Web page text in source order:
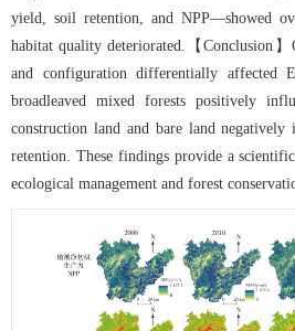
yield, soil retention, and NPP—showed
habitat quality deteriorated.【Conclusion】
and configuration differentially affected
broadleaved mixed forests positively
construction land and bare land
retention. These findings provide a
ecological management and forest